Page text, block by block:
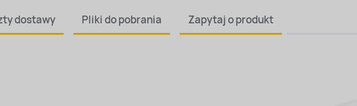
dostawy Plikido pobrania Zapytajo produkt